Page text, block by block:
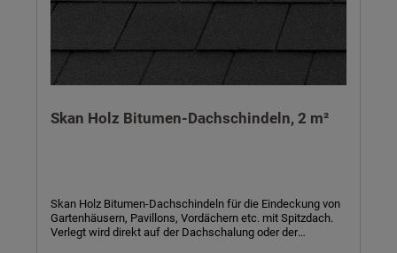
Skan Holz Bitumen-Dachschindeln, 2 m²
Skan Holz Bitumen-Dachschindeln für die Eindeckung von
Gartenhäusern, Pavillons, Vordächern etc. mit Spitzdach.
Verlegt wird direkt auf der Dachschalung oder der